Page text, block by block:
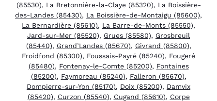
(85530), La Bretonnière-la-Claye (85320), La Boissière-
des-Landes (85430), La Boissière-de-Montaigu (85600),
La Bernardière (85610), La Barre-de-Monts (85550),
Jard-sur-Mer (85520), Grues (85580), Grosbreuil
(85440), Grand’Landes (85670), Givrand (85800),
Froidfond (85300), Foussais-Payré (85240), Fougeré
(85480), Fontenay-le-Comte (85200), Fontaines
(85200), Faymoreau (85240), Falleron (85670),
Dompierre-sur-Yon (85170), Doix (85200), Damvix
(85420), Curzon (85540), Cugand (85610), Corpe